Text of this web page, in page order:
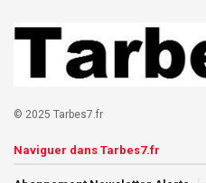
© 2025 Tarbes7.fr
Naviguer dans Tarbes7.fr